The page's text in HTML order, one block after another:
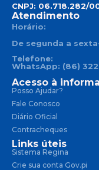
CNPJ: 06.718.282/
Atendimento
Horário:
De segunda a
Telefone:
WhatsApp: (86)
Acesso à
Posso Ajudar?
Fale Conosco
Diário Oficial
Contracheques
Links úteis
Sistema Regina
Crie sua conta Gov.pi